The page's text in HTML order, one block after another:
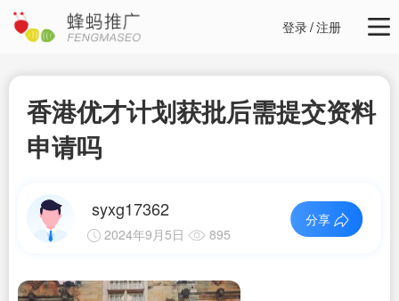
登录/注册
香港优才计划获批后需提交资料
申请吗
syxg17362
2024年9月5日 895
分享